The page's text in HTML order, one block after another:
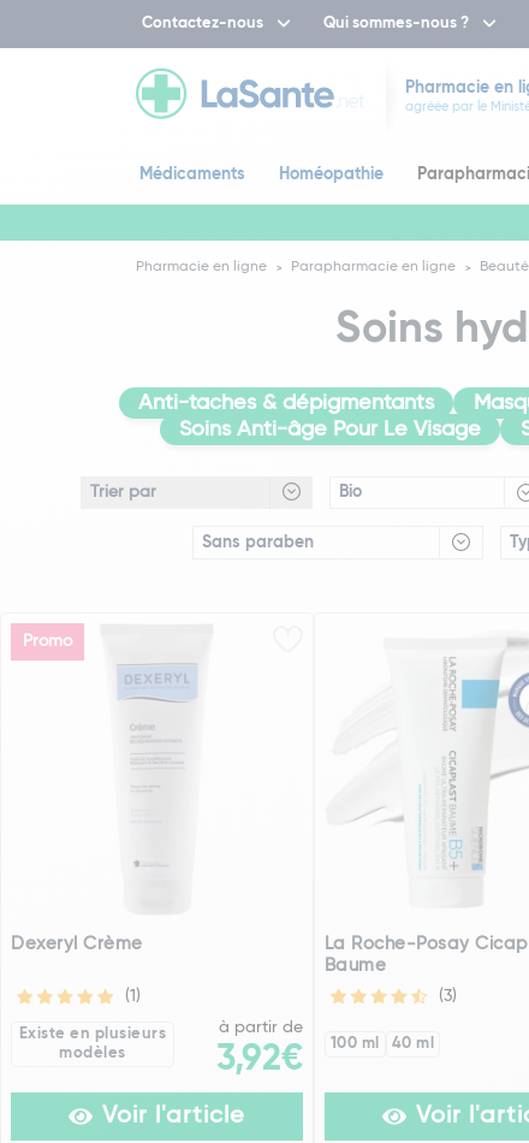
Contactez-nous Qui sommes-nous ?
Pharmacie en
agréée par le
Médicaments Homéopathie
Pharmacie en ligne Parapharmacie en ligne
Soins
Anti-taches & dépigmentants
Soins Anti-âge Pour Le Visage
Bio
Sans paraben
Promo
Dexeryl Crème
(1)
Existe en plusieurs
modèles
à partir de
3,92€
Voir l'article
La Roche-Posay
Baume
(3)
100 ml 40 ml
Voir